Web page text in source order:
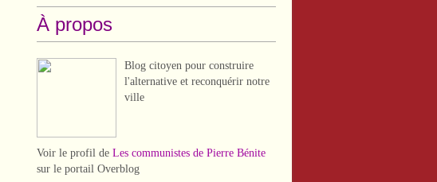
À propos
Blog citoyen pour construire
l'alternative et reconquérir notre
ville
Voir le profil de Les communistes de Pierre Bénite
sur le portail Overblog